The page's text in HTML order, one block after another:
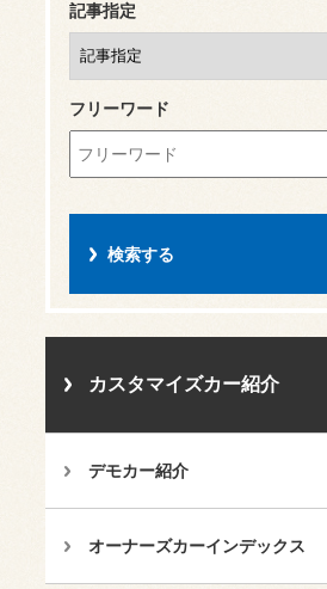
記事指定
フリーワード
カスタマイズカー紹介
デモカー紹介
オーナーズカーインデックス